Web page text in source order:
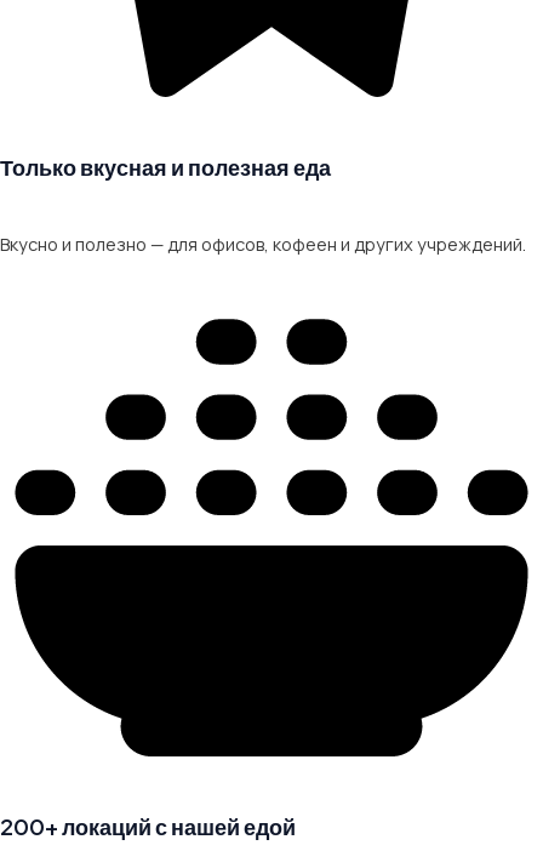
Только вкусная и полезная еда
Вкусно и полезно — для офисов, кофеен и других учреждений.
200+ локаций с нашей едой